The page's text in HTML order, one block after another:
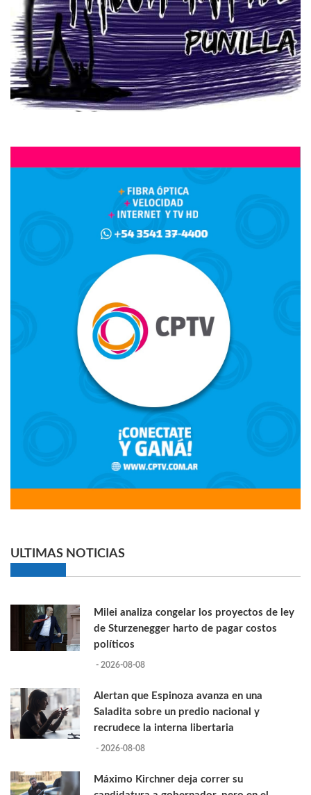
ULTIMAS NOTICIAS
Milei analiza congelar los proyectos de ley
de Sturzenegger harto de pagar costos
políticos
- 2026-08-08
Alertan que Espinoza avanza en una
Saladita sobre un predio nacional y
recrudece la interna libertaria
- 2026-08-08
Máximo Kirchner deja correr su